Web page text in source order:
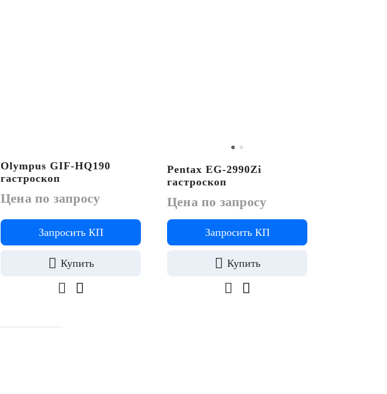
Olympus GIF-HQ190
гастроскоп
Цена по запросу
Запросить КП
Купить
Pentax EG-2990Zi
гастроскоп
Цена по запросу
Запросить КП
Купить